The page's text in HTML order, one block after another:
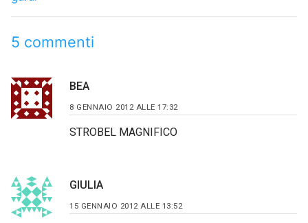
5 commenti
BEA
8 GENNAIO 2012 ALLE 17:32
STROBEL MAGNIFICO
GIULIA
15 GENNAIO 2012 ALLE 13:52